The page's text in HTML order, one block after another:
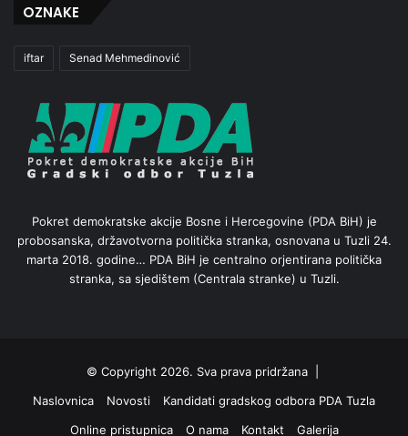
OZNAKE
iftar Senad Mehmedinović
Pokret demokratske akcije Bosne i Hercegovine (PDA BiH) je
probosanska, državotvorna politička stranka, osnovana u Tuzli 24.
marta 2018. godine… PDA BiH je centralno orjentirana politička
stranka, sa sjedištem (Centrala stranke) u Tuzli.
© Copyright 2026. Sva prava pridržana |
Naslovnica
Novosti
Kandidati gradskog odbora PDA Tuzla
Online pristupnica
O nama Kontakt Galerija